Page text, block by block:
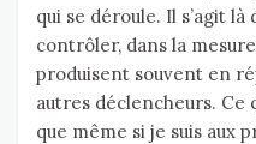
qui se déroule. Il s’agit
contrôler, dans la
produisent souvent en
autres déclencheurs. Ce
que même si je suis aux